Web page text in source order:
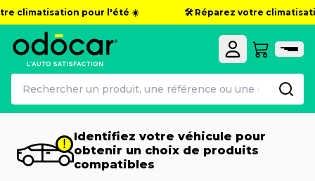
climatisation pour l'été ☀️ 🛠️ Réparez votre
Identifiez votre véhicule pour
obtenir un choix de produits
compatibles